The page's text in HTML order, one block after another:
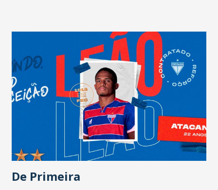
Magno Souza (Felipe). Emerson. Erick-amarelo (Iago-
amarelo). Jefferson Lima-amarelo. Olávio (Pedro). João
Paulo (Douglas-amarelo). Luiz (Alan). 5ª Rodada Mirassol-SP
1x0 Campinense-PB. Ferroviário-CE x São José-RS.
Manaus-AM x Confiança-SE Botafogo-PB x Altos-PI.
Brasil-RS x Remo-PA. Ypiranga-RS x Floresta-CE. Atlético-
CE x Figueirense-SC. ABC-RN x Volta Redonda-RJ.
Paysandu-PA x Botafogo-SP. Aparecidense-GO x Vitória-
BA. Classificação Mirassol-SP - 13 pontos. Floresta-CE - ...
De Primeira